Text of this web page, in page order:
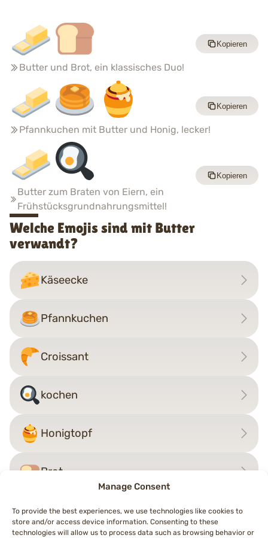
Manage Consent
To provide the best experiences, we use technologies like cookies to
store and/or access device information. Consenting to these
technologies will allow us to process data such as browsing behavior or
Butter und Brot, ein klassisches Duo!
Kopieren
Pfannkuchen mit Butter und Honig, lecker!
Kopieren
Butter zum Braten von Eiern, ein
Frühstücksgrundnahrungsmittel!
Kopieren
Welche Emojis sind mit Butter
verwandt?
Käseecke
Pfannkuchen
Croissant
kochen
Honigtopf
Brot
←WaffelMate→